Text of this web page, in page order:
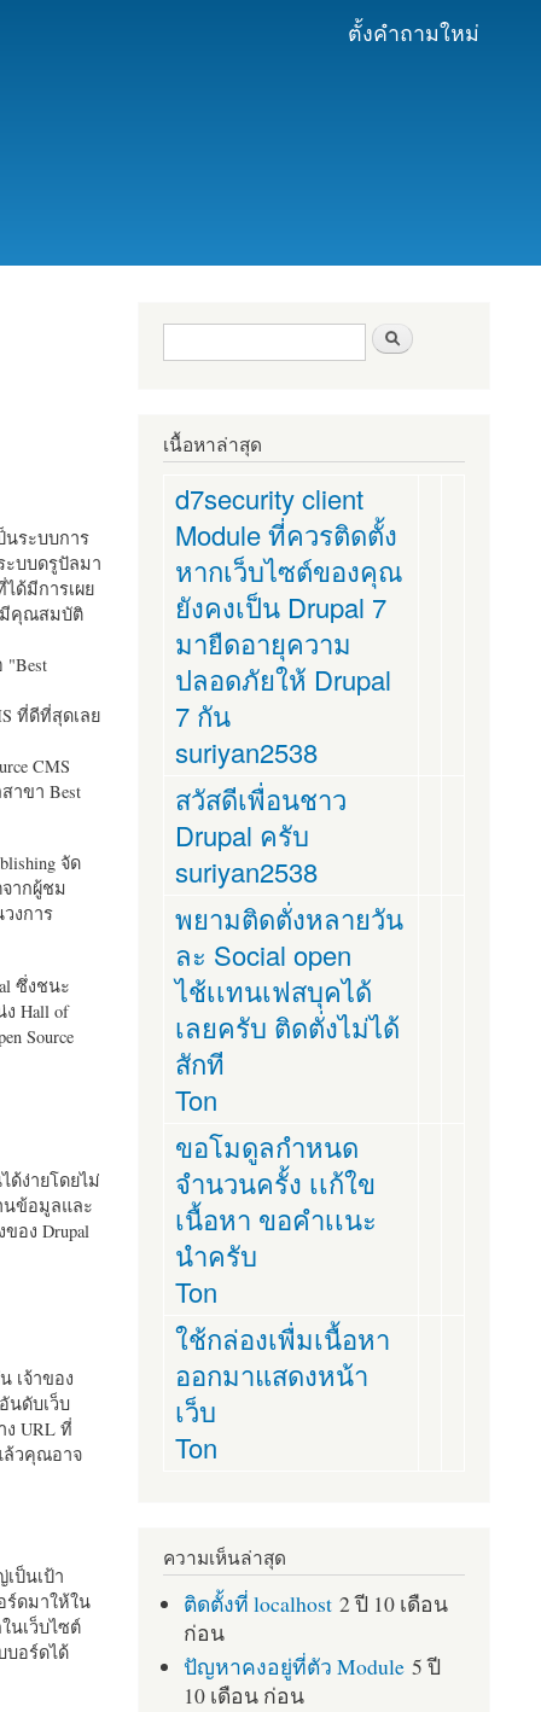
ตั้งคำถามใหม่
นระบบการ
ะบบดรูปัลมา
ด้มีการเผย
มีคุณสมบัติ
"Best
ที่ดีที่สุดเลย
CMS
าขา Best
จัด
ากผู้ชม
งการ
ซึ่งชนะ
Hall of
Source
ด้ง่ายโดยไม่
นข้อมูลและ
อง Drupal
เจ้าของ
นดับเว็บ
URL ที่
ล้วคุณอาจ
ป็นเป้า
ร์ดมาให้ใน
นเว็บไซต์
บอร์ดได้
ฟอร์มค้นหา
เนื้อหาล่าสุด
d7security client
Module ที่ควรติดตั้ง
หากเว็บไซต์ของคุณ
ยังคงเป็น Drupal 7
มายืดอายุความ
ปลอดภัยให้ Drupal
7 กัน
suriyan2538
สวัสดีเพื่อนชาว
Drupal ครับ
suriyan2538
พยามติดตั่งหลายวัน
ละ Social open
ไช้เเทนเฟสบุคได้
เลยครับ ติดตั่งไม่ได้
สักที
Ton
ขอโมดูลกำหนด
จำนวนครั้ง เเก้ใข
เนื้อหา ขอคำเเนะ
นำครับ
Ton
ใช้กล่องเพื่มเนื้อหา
ออกมาแสดงหน้า
เว็บ
Ton
ความเห็นล่าสุด
ติดตั้งที่ localhost 2 ปี 10 เดือน
ก่อน
ปัญหาคงอยู่ที่ตัว Module 5 ปี
10 เดือน ก่อน